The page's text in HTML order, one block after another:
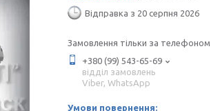
Відправка з 20 серпня 2026
Замовлення тільки за телефоном
+380 (99) 543-65-69
відділ замовлень
Viber, WhatsApp